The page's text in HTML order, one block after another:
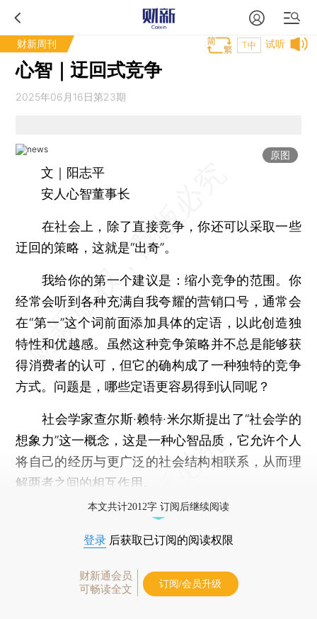
财新周刊 试听
T中
心智｜迂回式竞争
2025年06月16日第23期
原图
文｜阳志平
安人心智董事长
在社会上，除了直接竞争，你还可以采取一些
迂回的策略，这就是“出奇”。
我给你的第一个建议是：缩小竞争的范围。你
经常会听到各种充满自我夸耀的营销口号，通常会
在“第一”这个词前面添加具体的定语，以此创造独
特性和优越感。虽然这种竞争策略并不总是能够获
得消费者的认可，但它的确构成了一种独特的竞争
方式。问题是，哪些定语更容易得到认同呢？
社会学家查尔斯·赖特·米尔斯提出了“社会学的
想象力”这一概念，这是一种心智品质，它允许个人
将自己的经历与更广泛的社会结构相联系，从而理
解两者之间的相互作用。
本文共计2012字 订阅后继续阅读
登录 后获取已订阅的阅读权限
财新通会员
可畅读全文
订阅/会员升级